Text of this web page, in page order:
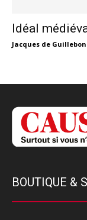
Idéal
Jacques de Guillebon
BOUTIQUE &